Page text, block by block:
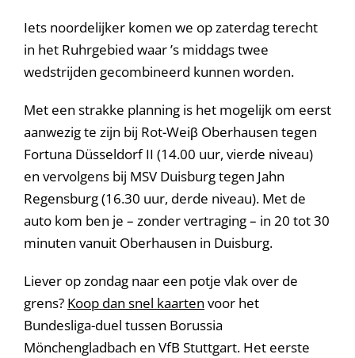
Iets noordelijker komen we op zaterdag terecht
in het Ruhrgebied waar ’s middags twee
wedstrijden gecombineerd kunnen worden.
Met een strakke planning is het mogelijk om eerst
aanwezig te zijn bij Rot-Weiβ Oberhausen tegen
Fortuna Düsseldorf II (14.00 uur, vierde niveau)
en vervolgens bij MSV Duisburg tegen Jahn
Regensburg (16.30 uur, derde niveau). Met de
auto kom ben je – zonder vertraging – in 20 tot 30
minuten vanuit Oberhausen in Duisburg.
Liever op zondag naar een potje vlak over de
grens? Koop dan snel kaarten voor het
Bundesliga-duel tussen Borussia
Mönchengladbach en VfB Stuttgart. Het eerste